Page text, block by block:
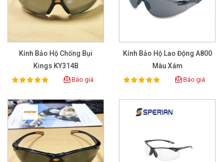
Kính Bảo Hộ Chống Bụi
Kings KY314B
Rating:
100% Báo giá
Kính Bảo Hộ Lao Động A800
Màu Xám
Rating:
100% Báo giá